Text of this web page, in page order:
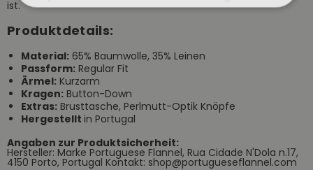
ist.
Produktdetails:
Material: 65% Baumwolle, 35% Leinen
Passform: Regular Fit
Ärmel: Kurzarm
Kragen: Button-Down
Extras: Brusttasche, Perlmutt-Optik Knöpfe
Hergestellt in Portugal
Angaben zur Produktsicherheit:
Hersteller: Marke Portuguese Flannel, Rua Cidade N'Dola n.17,
4150 Porto, Portugal Kontakt: shop@portugueseflannel.com